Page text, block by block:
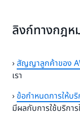
ลิงก์ทางกฎห
›สัญญาลูกค้าของ
เรา
› ข้อกำหนดการให้บ
มีผลกับการใช้บริกา